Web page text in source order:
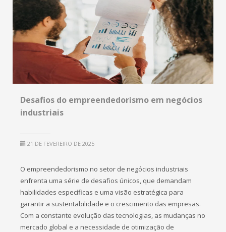
Desafios do empreendedorismo em negócios
industriais
21 DE FEVEREIRO DE 2025
O empreendedorismo no setor de negócios industriais
enfrenta uma série de desafios únicos, que demandam
habilidades específicas e uma visão estratégica para
garantir a sustentabilidade e o crescimento das empresas.
Com a constante evolução das tecnologias, as mudanças no
mercado global e a necessidade de otimização de